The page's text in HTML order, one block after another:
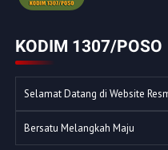
KODIM 1307/POSO
Selamat Datang di Website
Bersatu Melangkah Maju